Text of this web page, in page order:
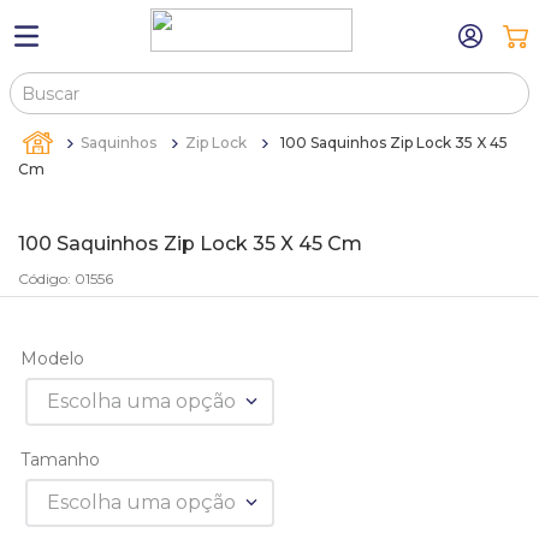
Buscar
Saquinhos Zip Lock
100 Saquinhos Zip Lock 35 X 45
Cm
100 Saquinhos Zip Lock 35 X 45 Cm
Código: 01556
Modelo
Escolha uma opção
Tamanho
Escolha uma opção
3º
bandejas
4º
sacola
6º
pulseira
7º
estojo
9º
sacolas